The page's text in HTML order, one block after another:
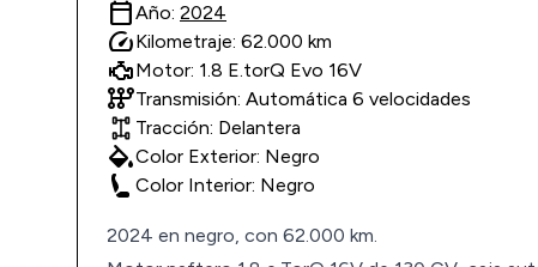
calendar_todayAño: 2024
speedKilometraje: 62.000 km
Motor: 1.8 E.torQ Evo 16V
auto_transmissionTransmisión: Automática 6 velocidades
Tracción: Delantera
colorsColor Exterior: Negro
Color Interior: Negro
2024 en negro, con 62.000 km.